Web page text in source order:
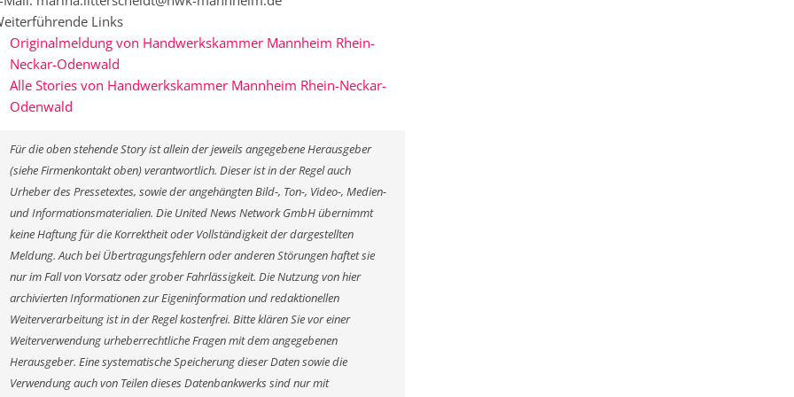
Links
Originalmeldung von Handwerkskammer Mannheim Rhein-
Neckar-Odenwald
Alle Stories von Handwerkskammer Mannheim Rhein-Neckar-
Odenwald
Für die oben stehende Story ist allein der jeweils angegebene Herausgeber
(siehe Firmenkontakt oben) verantwortlich. Dieser ist in der Regel auch
Urheber des Pressetextes, sowie der angehängten Bild-, Ton-, Video-, Medien-
und Informationsmaterialien. Die United News Network GmbH übernimmt
keine Haftung für die Korrektheit oder Vollständigkeit der dargestellten
Meldung. Auch bei Übertragungsfehlern oder anderen Störungen haftet sie
nur im Fall von Vorsatz oder grober Fahrlässigkeit. Die Nutzung von hier
archivierten Informationen zur Eigeninformation und redaktionellen
Weiterverarbeitung ist in der Regel kostenfrei. Bitte klären Sie vor einer
Weiterverwendung urheberrechtliche Fragen mit dem angegebenen
Herausgeber. Eine systematische Speicherung dieser Daten sowie die
Verwendung auch von Teilen dieses Datenbankwerks sind nur mit